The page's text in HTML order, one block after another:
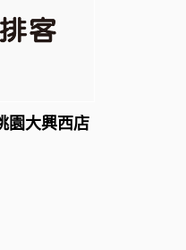
園大興西店